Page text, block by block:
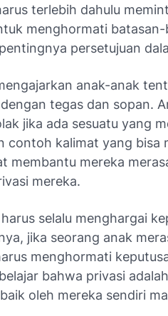
terlebih dahulu
menghormati
persetujuan
anak-anak
tegas dan sopan.
jika ada sesuatu yang
contoh kalimat yang bisa
membantu mereka
mereka.
selalu menghargai
jika seorang anak
menghormati
bahwa privasi
oleh mereka sendiri